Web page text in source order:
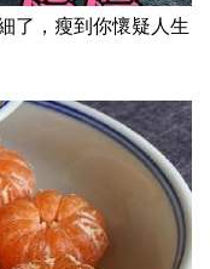
了，瘦到你懷疑人生